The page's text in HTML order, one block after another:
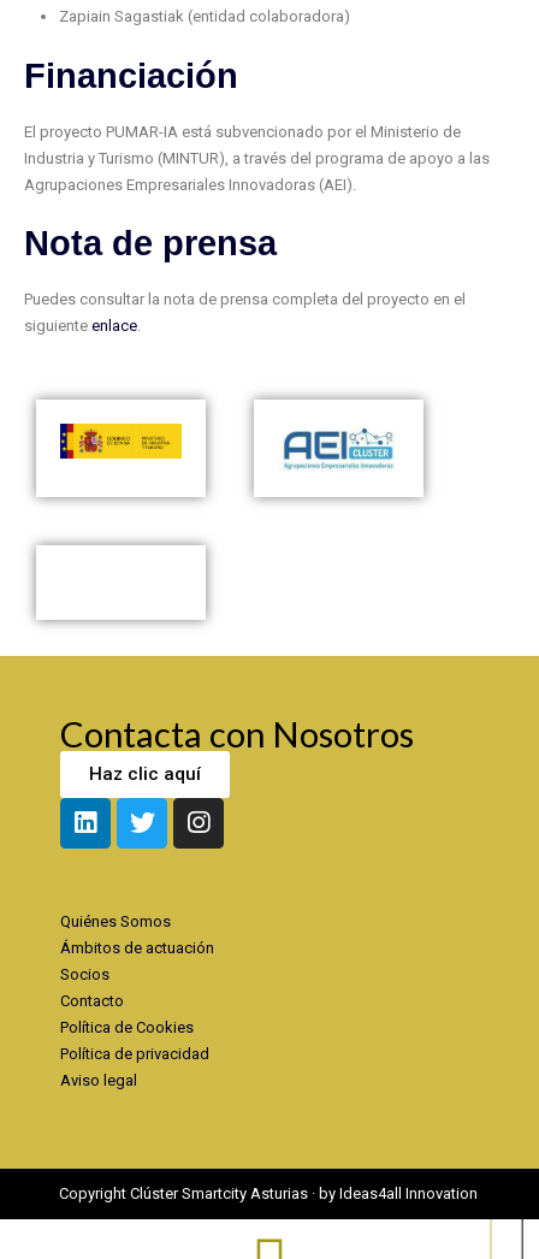
Zapiain Sagastiak (entidad colaboradora)
Financiación
El proyecto PUMAR-IA está subvencionado por el Ministerio de
Industria y Turismo (MINTUR), a través del programa de apoyo a las
Agrupaciones Empresariales Innovadoras (AEI).
Nota de prensa
Puedes consultar la nota de prensa completa del proyecto en el
siguiente enlace.
Contacta con Nosotros
Haz clic aquí
Quiénes Somos
Ámbitos de actuación
Socios
Contacto
Política de Cookies
Política de privacidad
Aviso legal
Copyright Clúster Smartcity Asturias · by Ideas4all Innovation